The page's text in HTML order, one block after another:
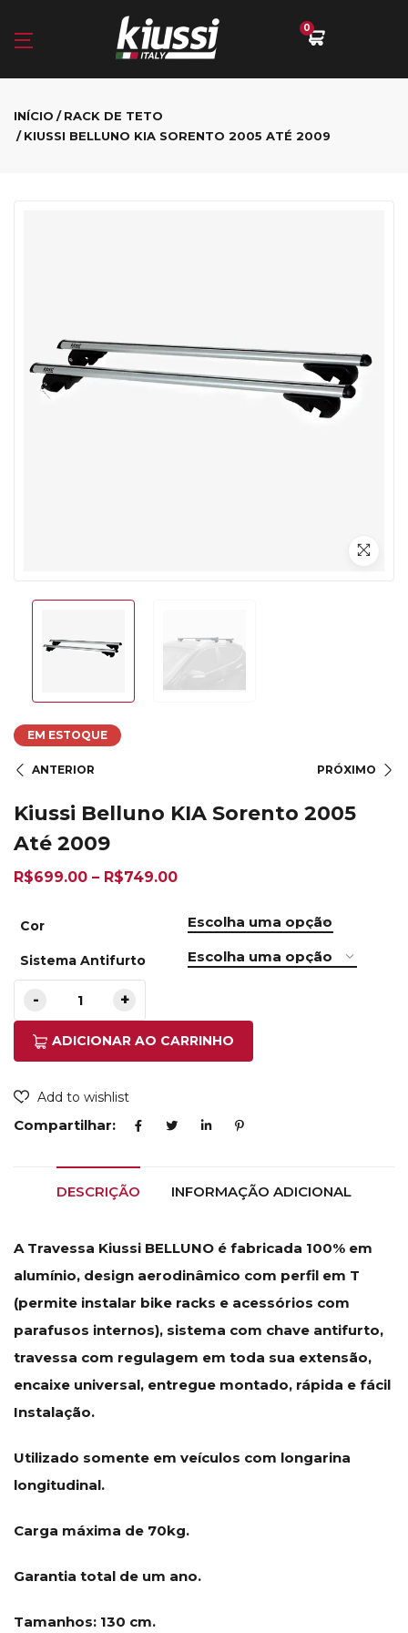
0
INÍCIO
RACK DE TETO
KIUSSI BELLUNO KIA SORENTO 2005 ATÉ 2009
EM ESTOQUE
ANTERIOR PRÓXIMO
Kiussi Belluno KIA Sorento 2005
Até 2009
R$699.00 – R$749.00
Cor
Sistema Antifurto
ADICIONAR AO CARRINHO
Add to wishlist
Compartilhar:
DESCRIÇÃO INFORMAÇÃO ADICIONAL
A Travessa Kiussi BELLUNO é fabricada 100% em
alumínio, design aerodinâmico com perfil em T
(permite instalar bike racks e acessórios com
parafusos internos), sistema com chave antifurto,
travessa com regulagem em toda sua extensão,
encaixe universal, entregue montado, rápida e fácil
Instalação.
Utilizado somente em veículos com longarina
longitudinal.
Carga máxima de 70kg.
Garantia total de um ano.
Tamanhos: 130 cm.